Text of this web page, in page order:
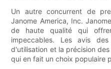
Un autre concurrent de
Janome America, Inc.
de haute qualité qui
impeccables. Les avis
d'utilisation et la précision
qui en fait un choix populaire